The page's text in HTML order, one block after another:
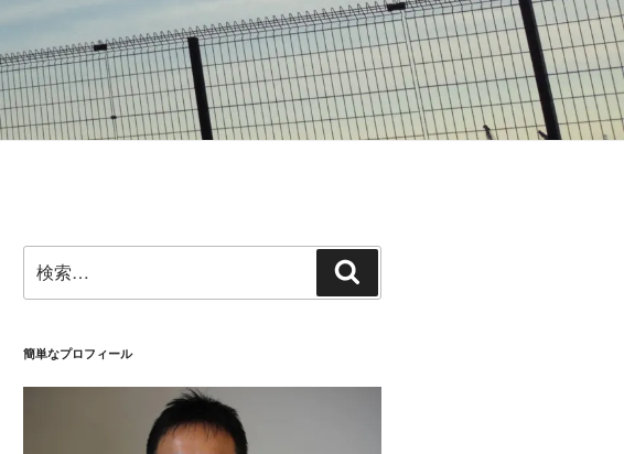
索:
索
簡単なプロフィール